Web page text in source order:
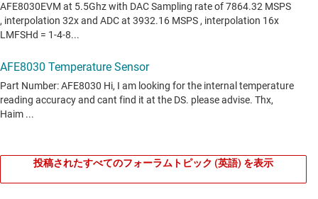
投稿されたすべてのフォーラムトピック (英語) を表示